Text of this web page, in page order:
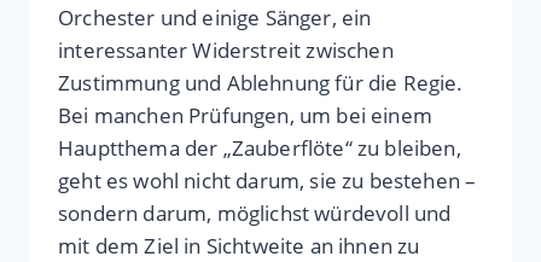
Orchester und einige Sänger, ein
interessanter Widerstreit zwischen
Zustimmung und Ablehnung für die Regie.
Bei manchen Prüfungen, um bei einem
Hauptthema der „Zauberflöte“ zu bleiben,
geht es wohl nicht darum, sie zu bestehen –
sondern darum, möglichst würdevoll und
mit dem Ziel in Sichtweite an ihnen zu